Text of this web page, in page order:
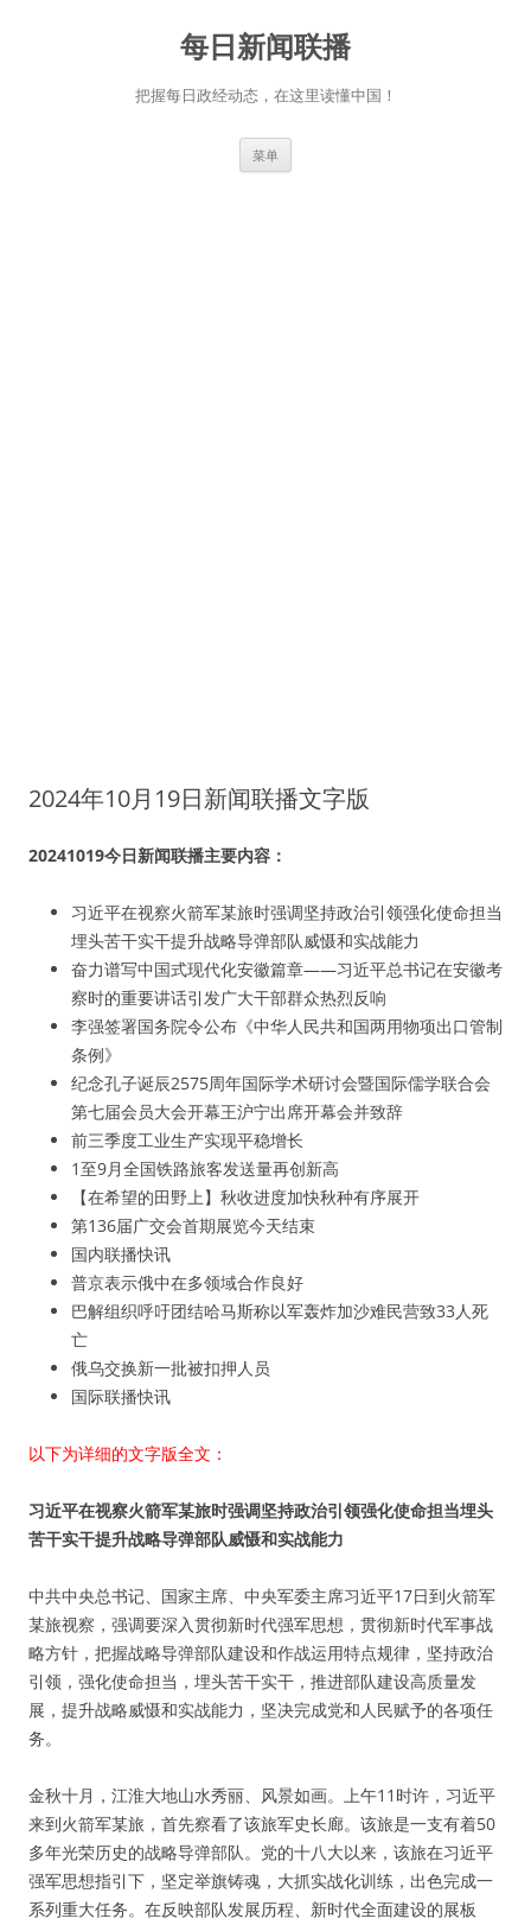
每日新闻联播
把握每日政经动态，在这里读懂中国！
菜单
2024年10月19日新闻联播文字版
20241019今日新闻联播主要内容：
习近平在视察火箭军某旅时强调坚持政治引领强化使命担当
埋头苦干实干提升战略导弹部队威慑和实战能力
奋力谱写中国式现代化安徽篇章——习近平总书记在安徽考
察时的重要讲话引发广大干部群众热烈反响
李强签署国务院令公布《中华人民共和国两用物项出口管制
条例》
纪念孔子诞辰2575周年国际学术研讨会暨国际儒学联合会
第七届会员大会开幕王沪宁出席开幕会并致辞
前三季度工业生产实现平稳增长
1至9月全国铁路旅客发送量再创新高
【在希望的田野上】秋收进度加快秋种有序展开
第136届广交会首期展览今天结束
国内联播快讯
普京表示俄中在多领域合作良好
巴解组织呼吁团结哈马斯称以军轰炸加沙难民营致33人死
亡
俄乌交换新一批被扣押人员
国际联播快讯
以下为详细的文字版全文：
习近平在视察火箭军某旅时强调坚持政治引领强化使命担当埋头
苦干实干提升战略导弹部队威慑和实战能力
中共中央总书记、国家主席、中央军委主席习近平17日到火箭军
某旅视察，强调要深入贯彻新时代强军思想，贯彻新时代军事战
略方针，把握战略导弹部队建设和作战运用特点规律，坚持政治
引领，强化使命担当，埋头苦干实干，推进部队建设高质量发
展，提升战略威慑和实战能力，坚决完成党和人民赋予的各项任
务。
金秋十月，江淮大地山水秀丽、风景如画。上午11时许，习近平
来到火箭军某旅，首先察看了该旅军史长廊。该旅是一支有着50
多年光荣历史的战略导弹部队。党的十八大以来，该旅在习近平
强军思想指引下，坚定举旗铸魂，大抓实战化训练，出色完成一
系列重大任务。在反映部队发展历程、新时代全面建设的展板